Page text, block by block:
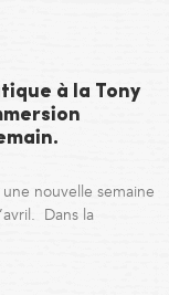
à la Tony
nouvelle semaine
Dans la